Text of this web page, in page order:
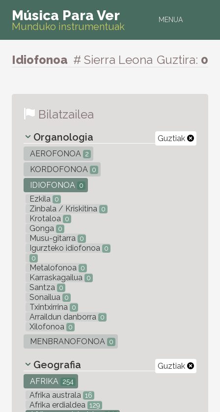
MENUA
Música Para Ver
Munduko instrumentuak
Idiofonoa # Sierra Leona Guztira: 0
Bilatzailea
Guztiak
Organologia
AEROFONOA 2
KORDOFONOA 0
IDIOFONOA 0
Ezkila 0
Zinbala / Kriskitina 0
Krotaloa 0
Gonga 0
Musu-gitarra 0
Igurzteko idiofonoa 0
0
Metalofonoa 0
Karraskagailua 0
Santza 0
Sonailua 0
Txintxirrina 0
Arraildun danborra 0
Xilofonoa 0
MENBRANOFONOA 0
Guztiak
Geografia
AFRIKA 254
Afrika australa 16
Afrika erdialdea 129